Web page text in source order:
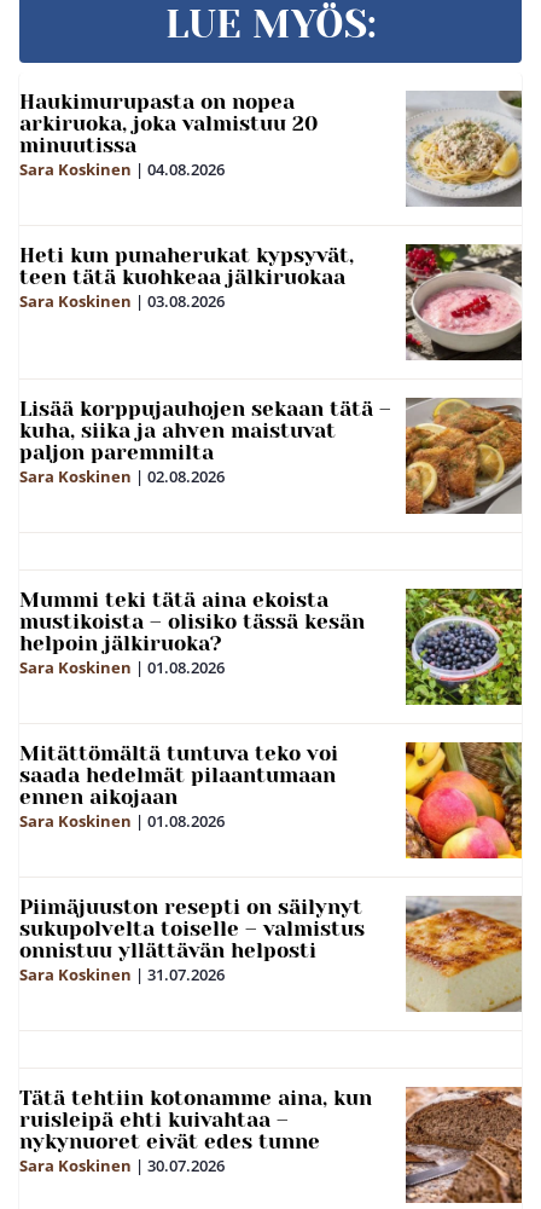
LUE MYÖS:
Haukimurupasta on nopea
arkiruoka, joka valmistuu 20
minuutissa
Sara Koskinen | 04.08.2026
Heti kun punaherukat kypsyvät,
teen tätä kuohkeaa jälkiruokaa
Sara Koskinen | 03.08.2026
Lisää korppujauhojen sekaan tätä –
kuha, siika ja ahven maistuvat
paljon paremmilta
Sara Koskinen | 02.08.2026
Mummi teki tätä aina ekoista
mustikoista – olisiko tässä kesän
helpoin jälkiruoka?
Sara Koskinen | 01.08.2026
Mitättömältä tuntuva teko voi
saada hedelmät pilaantumaan
ennen aikojaan
Sara Koskinen | 01.08.2026
Piimäjuuston resepti on säilynyt
sukupolvelta toiselle – valmistus
onnistuu yllättävän helposti
Sara Koskinen | 31.07.2026
Tätä tehtiin kotonamme aina, kun
ruisleipä ehti kuivahtaa –
nykynuoret eivät edes tunne
Sara Koskinen | 30.07.2026